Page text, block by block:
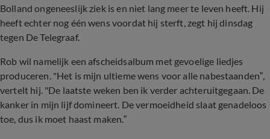
Bolland ongeneeslijk ziek is en niet lang meer te leven heeft. Hij
heeft echter nog één wens voordat hij sterft, zegt hij dinsdag
tegen De Telegraaf.
Rob wil namelijk een afscheidsalbum met gevoelige liedjes
produceren. "Het is mijn ultieme wens voor alle nabestaanden”,
vertelt hij. "De laatste weken ben ik verder achteruitgegaan. De
kanker in mijn lijf domineert. De vermoeidheid slaat genadeloos
toe, dus ik moet haast maken.”